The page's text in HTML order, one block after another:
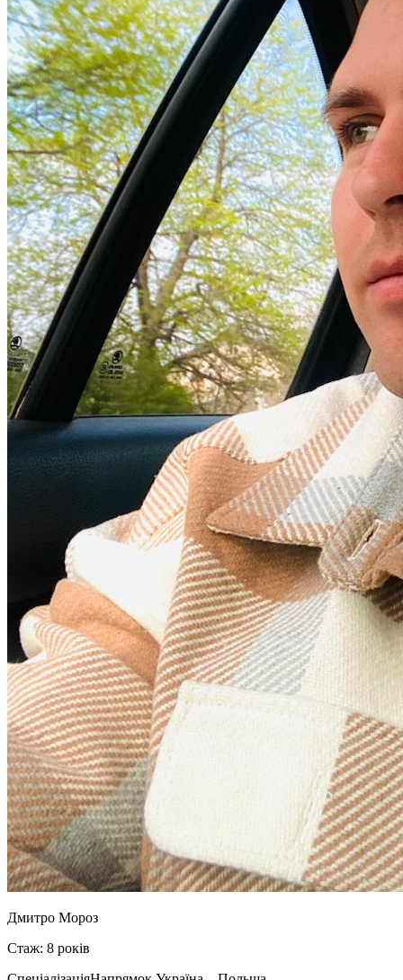
Дмитро Мороз
Стаж: 8 років